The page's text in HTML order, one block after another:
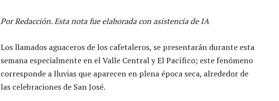
Por Redacción. Esta nota fue elaborada con asistencia de IA
Los llamados aguaceros de los cafetaleros, se presentarán durante esta
semana especialmente en el Valle Central y El Pacífico; este fenómeno
corresponde a lluvias que aparecen en plena época seca, alrededor de
las celebraciones de San José.